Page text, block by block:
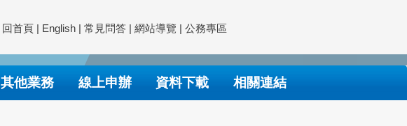
回首頁 | English | 常見問答 | 網站導覽 | 公務專區
其他業務 線上申辦 資料下載 相關連結